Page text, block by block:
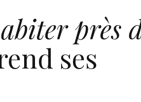
près
ses